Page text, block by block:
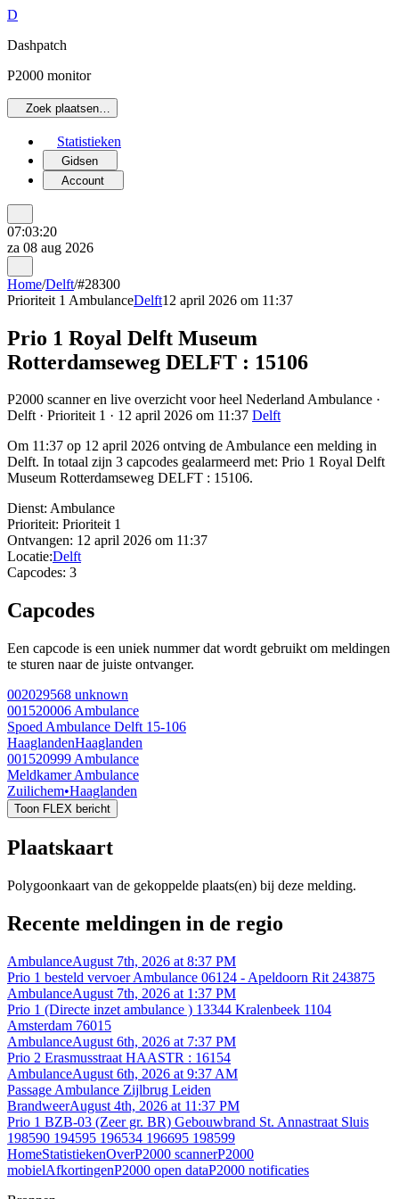
D
Dashpatch
P2000 monitor
Zoek plaatsen…
Statistieken
Gidsen
Account
07:03:20
za 08 aug 2026
Home/Delft/#28300
Prioriteit 1 AmbulanceDelft12 april 2026 om 11:37
Prio 1 Royal Delft Museum
Rotterdamseweg DELFT : 15106
P2000 scanner en live overzicht voor heel Nederland Ambulance ·
Delft · Prioriteit 1 · 12 april 2026 om 11:37 Delft
Om 11:37 op 12 april 2026 ontving de Ambulance een melding in
Delft. In totaal zijn 3 capcodes gealarmeerd met: Prio 1 Royal Delft
Museum Rotterdamseweg DELFT : 15106.
Dienst: Ambulance
Prioriteit: Prioriteit 1
Ontvangen: 12 april 2026 om 11:37
Locatie:Delft
Capcodes: 3
Capcodes
Een capcode is een uniek nummer dat wordt gebruikt om meldingen
te sturen naar de juiste ontvanger.
002029568 unknown
001520006 Ambulance
Spoed Ambulance Delft 15-106
HaaglandenHaaglanden
001520999 Ambulance
Meldkamer Ambulance
Zuilichem•Haaglanden
Toon FLEX bericht
Plaatskaart
Polygoonkaart van de gekoppelde plaats(en) bij deze melding.
Recente meldingen in de regio
AmbulanceAugust 7th, 2026 at 8:37 PM
Prio 1 besteld vervoer Ambulance 06124 - Apeldoorn Rit 243875
AmbulanceAugust 7th, 2026 at 1:37 PM
Prio 1 (Directe inzet ambulance ) 13344 Kralenbeek 1104
Amsterdam 76015
AmbulanceAugust 6th, 2026 at 7:37 PM
Prio 2 Erasmusstraat HAASTR : 16154
AmbulanceAugust 6th, 2026 at 9:37 AM
Passage Ambulance Zijlbrug Leiden
BrandweerAugust 4th, 2026 at 11:37 PM
Prio 1 BZB-03 (Zeer gr. BR) Gebouwbrand St. Annastraat Sluis
198590 194595 196534 196695 198599
HomeStatistiekenOverP2000 scannerP2000
mobielAfkortingenP2000 open dataP2000 notificaties